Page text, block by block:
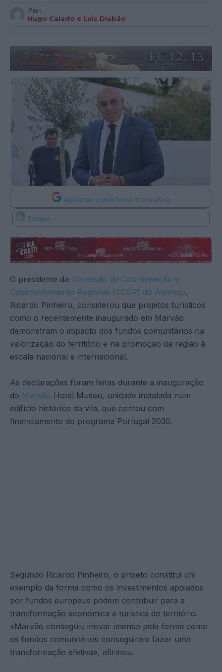
Por:
Hugo Calado e Luis Diabão
Adicionar como fonte informativa
Tempo
O presidente da Comissão de Coordenação e
Desenvolvimento Regional (CCDR) do Alentejo,
Ricardo Pinheiro, considerou que projetos turísticos
como o recentemente inaugurado em Marvão
demonstram o impacto dos fundos comunitários na
valorização do território e na promoção da região à
escala nacional e internacional.
As declarações foram feitas durante a inauguração
do Marvão Hotel Museu, unidade instalada num
edifício histórico da vila, que contou com
financiamento do programa Portugal 2030.
Segundo Ricardo Pinheiro, o projeto constitui um
exemplo da forma como os investimentos apoiados
por fundos europeus podem contribuir para a
transformação económica e turística do território.
«Marvão conseguiu inovar imenso pela forma como
os fundos comunitários conseguiram fazer uma
transformação efetiva», afirmou.